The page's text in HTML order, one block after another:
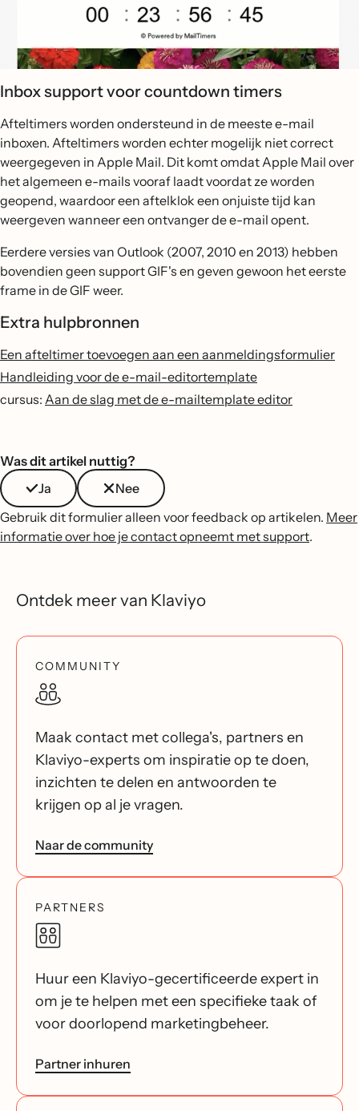
Inbox support voor countdown timers
Afteltimers worden ondersteund in de meeste e-mail
inboxen. Afteltimers worden echter mogelijk niet correct
weergegeven in Apple Mail. Dit komt omdat Apple Mail over
het algemeen e-mails vooraf laadt voordat ze worden
geopend, waardoor een aftelklok een onjuiste tijd kan
weergeven wanneer een ontvanger de e-mail opent.
Eerdere versies van Outlook (2007, 2010 en 2013) hebben
bovendien geen support GIF's en geven gewoon het eerste
frame in de GIF weer.
Extra hulpbronnen
Een afteltimer toevoegen aan een aanmeldingsformulier
Handleiding voor de e-mail-editortemplate
cursus: Aan de slag met de e-mailtemplate editor
Was dit artikel nuttig?
Ja
Nee
Gebruik dit formulier alleen voor feedback op artikelen. Meer
informatie over hoe je contact opneemt met support.
Ontdek meer van Klaviyo
COMMUNITY
Maak contact met collega's, partners en
Klaviyo-experts om inspiratie op te doen,
inzichten te delen en antwoorden te
krijgen op al je vragen.
Naar de community
PARTNERS
Huur een Klaviyo-gecertificeerde expert in
om je te helpen met een specifieke taak of
voor doorlopend marketingbeheer.
Partner inhuren